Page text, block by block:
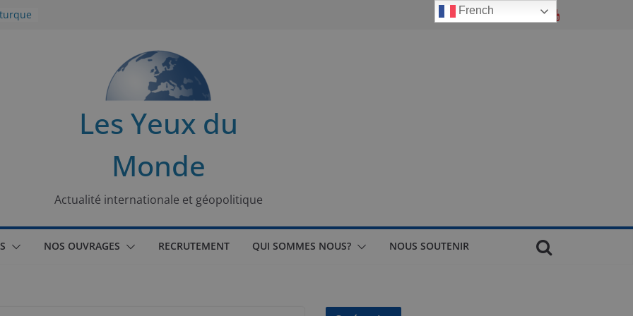
Les Yeux du
Monde
Actualité internationale et géopolitique
NOS OUVRAGES RECRUTEMENT QUI SOMMES NOUS? NOUS SOUTENIR
French